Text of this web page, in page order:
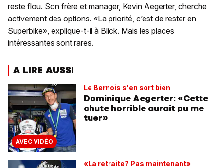
reste flou. Son frère et manager, Kevin Aegerter, cherche
activement des options. «La priorité, c’est de rester en
Superbike», explique-t-il à Blick. Mais les places
intéressantes sont rares.
A LIRE AUSSI
AVEC VIDÉO
Le Bernois s'en sort bien
Dominique Aegerter: «Cette
chute horrible aurait pu me
tuer»
«La retraite? Pas maintenant»